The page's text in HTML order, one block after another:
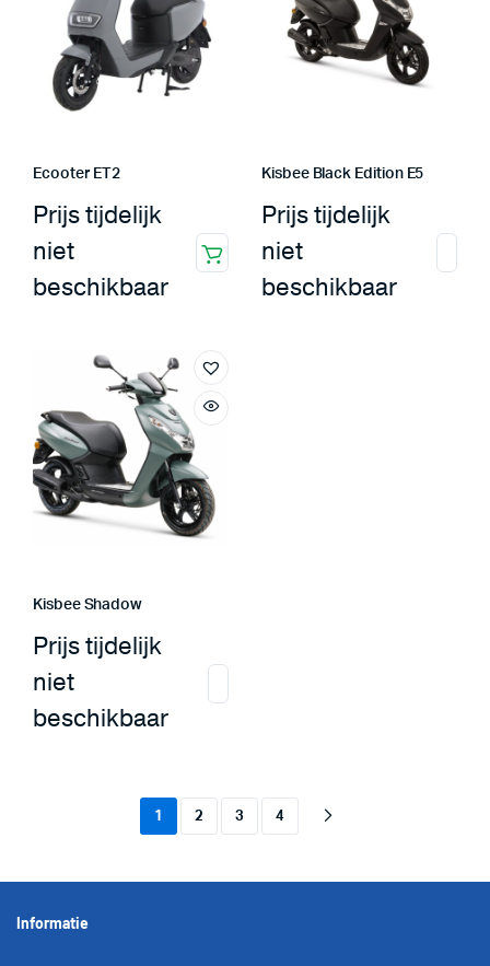
Ecooter ET2
Prijs tijdelijk
niet
beschikbaar
Kisbee Black Edition E5
Prijs tijdelijk
niet
beschikbaar
Kisbee Shadow
Prijs tijdelijk
niet
beschikbaar
1 2 3 4
Informatie